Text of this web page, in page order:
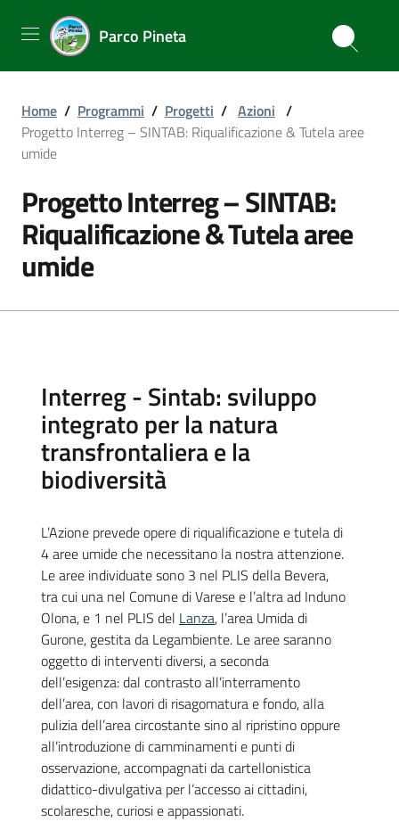
Parco Pineta
Home / Programmi / Progetti / Azioni /
Progetto Interreg – SINTAB: Riqualificazione & Tutela aree
umide
Progetto Interreg – SINTAB:
Riqualificazione & Tutela aree
umide
Interreg - Sintab: sviluppo
integrato per la natura
transfrontaliera e la
biodiversità
L’Azione prevede opere di riqualificazione e tutela di
4 aree umide che necessitano la nostra attenzione.
Le aree individuate sono 3 nel PLIS della Bevera,
tra cui una nel Comune di Varese e l’altra ad Induno
Olona, e 1 nel PLIS del Lanza, l’area Umida di
Gurone, gestita da Legambiente. Le aree saranno
oggetto di interventi diversi, a seconda
dell’esigenza: dal contrasto all’interramento
dell’area, con lavori di risagomatura e fondo, alla
pulizia dell’area circostante sino al ripristino oppure
all’introduzione di camminamenti e punti di
osservazione, accompagnati da cartellonistica
didattico-divulgativa per l’accesso ai cittadini,
scolaresche, curiosi e appassionati.